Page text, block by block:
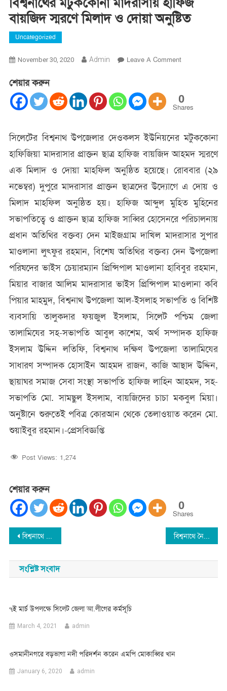
বায়জিদ স্মরণে মিলাদ ও দোয়া অনুষ্টিত
Uncategorized
November 30, 2020 Admin Leave A CommentOn
মাদরাসায়
হাফিজ
মিলাদ
ও
অনুষ্টিত
শেয়ার করুন
0
Shares
সিলেটের বিশ্বনাথ উপজেলার দেওকলস ইউনিয়নের মটুককোনা
হাফিজিয়া মাদরাসার প্রাক্তন ছাত্র হাফিজ বায়জিদ আহমদ স্মরণে
এক মিলাদ ও দোয়া মাহফিল অনুষ্ঠিত হয়েছে। রোববার (২৯
নভেম্বর) দুপুরে মাদরাসার প্রাক্তন ছাত্রদের উদ্যোগে এ দোয় ও
মিলাদ মাহফিল অনুষ্ঠিত হয়। হাফিজ আব্দুল মুহিত মুহিনের
সভাপতিত্বে ও প্রাক্তন ছাত্র হাফিজ সাব্বির হোসেনরে পরিচালনায়
প্রধান অতিথির বক্তব্য দেন মাইজগ্রাম দাখিল মাদরাসার সুপার
মাওলানা লুৎফুর রহমান, বিশেষ অতিথির বক্তব্য দেন উপজেলা
পরিষদের ভাইস চেয়ারম্যান প্রিন্সিপাল মাওলানা হাবিবুর রহমান,
মিয়ার বাজার আলিম মাদরাসার ভাইস প্রিন্সিপাল মাওলানা কবি
পিয়ার মাহমুদ, বিশ্বনাথ উপজেলা আল-ইসলাহ সভাপতি ও বিশিষ্ট
ব্যবসায়ি তালুকদার ফয়জুল ইসলাম, সিলেট পশ্চিম জেলা
তালামিযের সহ-সভাপতি আবুল কাশেম, অর্থ সম্পাদক হাফিজ
ইসলাম উদ্দিন লতিফি, বিশ্বনাথ দক্ষিণ উপজেলা তালামিযের
সাধারণ সম্পাদক হোসাইন আহমদ রাজন, কাজি আছাদ উদ্দিন,
ছায়াঘর সমাজ সেবা সংস্থা সভাপতি হাফিজ লাহিন আহমদ, সহ-
সভাপতি মো. সামছুল ইসলাম, বায়জিদের চাচা মকবুল মিয়া।
অনুষ্টানে শুরুতেই পবিত্র কোরআন থেকে তেলাওয়াত করেন মো.
শুয়াইবুর রহমান।-প্রেসবিজ্ঞপ্তি
Post Views: 1,274
শেয়ার করুন
0
Shares
Post
navigation
বিশ্বনাথে প্রতিপক্ষকে ফাঁসাতে টেইলারিং দোকানে গাঁজা বিশ্বনাথে নৈশপ্রহরী খুনের মামলায় একজনের ফাঁসি : ৩ জন খারাস
সংশ্লিষ্ট সংবাদ
৭ই মার্চ উপলক্ষে সিলেট জেলা আ.লীগের কর্মসূচি
March 4, 2021 admin
ওসমানীনগরে বড়ভাগা নদী পরিদর্শন করেন এমপি মোকাব্বির খান
January 6, 2020 admin